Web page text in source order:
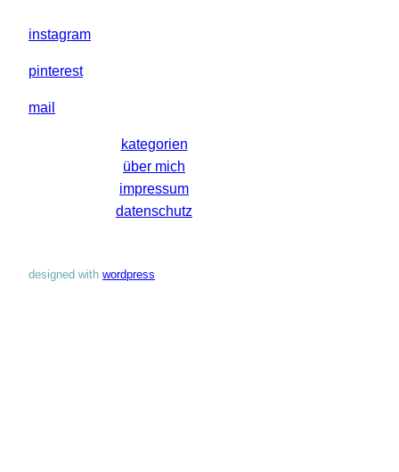
instagram
pinterest
mail
kategorien
über mich
impressum
datenschutz
designed with wordpress